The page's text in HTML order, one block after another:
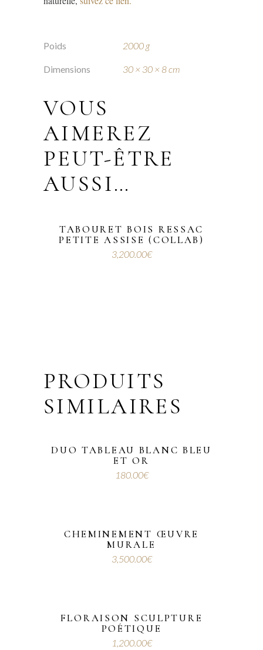
Poids 2000 g
Dimensions 30 × 30 × 8 cm
VOUS
AIMEREZ
PEUT-ÊTRE
AUSSI…
TABOURET BOIS RESSAC
PETITE ASSISE (COLLAB)
3,200.00€
PRODUITS
SIMILAIRES
DUO TABLEAU BLANC BLEU
ET OR
180.00€
CHEMINEMENT ŒUVRE
MURALE
3,500.00€
FLORAISON SCULPTURE
POÉTIQUE
1,200.00€